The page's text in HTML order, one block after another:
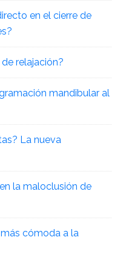
en el cierre de
relajación?
mandibular al
La nueva
la maloclusión de
cómoda a la